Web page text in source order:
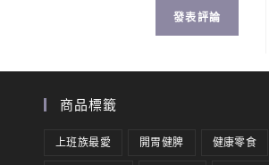
商品標籤
上班族最愛 開胃健脾 健康零食